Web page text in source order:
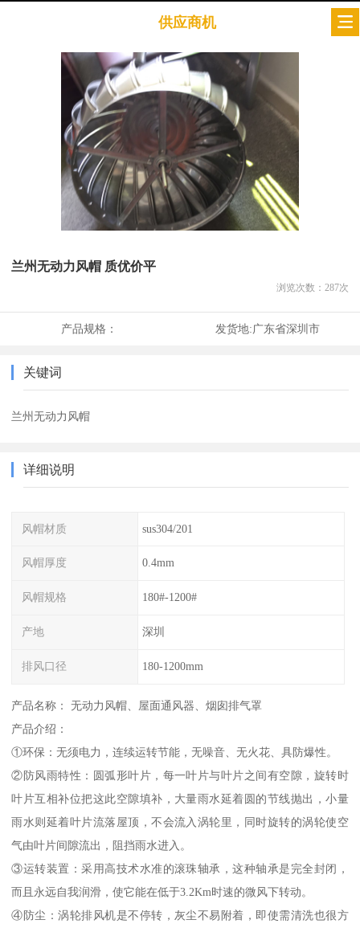
供应商机
兰州无动力风帽 质优价平
浏览次数： 287次
产品规格： 发货地:广东省深圳市
关键词
兰州无动力风帽
详细说明
风帽材质 sus304/201
风帽厚度 0.4mm
风帽规格 180#-1200#
产地 深圳
排风口径 180-1200mm
产品名称： 无动力风帽、屋面通风器、烟囱排气罩
产品介绍：
①环保：无须电力，连续运转节能，无噪音、无火花、具防爆性。
②防风雨特性：圆弧形叶片，每一叶片与叶片之间有空隙，旋转时
叶片互相补位把这此空隙填补，大量雨水延着圆的节线抛出，小量
雨水则延着叶片流落屋顶，不会流入涡轮里，同时旋转的涡轮使空
气由叶片间隙流出，阻挡雨水进入。
③运转装置：采用高技术水准的滚珠轴承，这种轴承是完全封闭，
而且永远自我润滑，使它能在低于3.2Km时速的微风下转动。
④防尘：涡轮排风机是不停转，灰尘不易附着，即使需清洗也很方